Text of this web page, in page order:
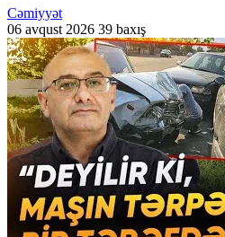
Cəmiyyət
06 avqust 2026 39 baxış